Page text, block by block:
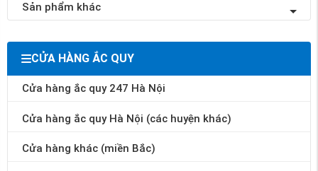
Sản phẩm khác
CỬA HÀNG ẮC QUY
Cửa hàng ắc quy 247 Hà Nội
Cửa hàng ắc quy Hà Nội (các huyện khác)
Cửa hàng khác (miền Bắc)